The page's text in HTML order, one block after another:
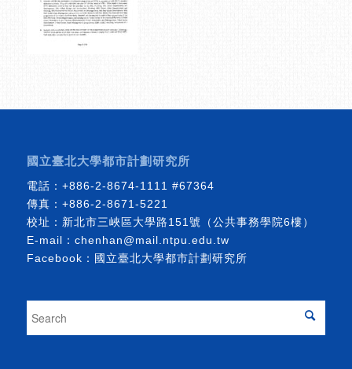
國立臺北大學都市計劃研究所
電話： +886-2-8674-1111 #67364
傳真：+886-2-8671-5221
校址：新北市三峽區大學路151號（公共事務學院6樓）
E-mail： chenhan@mail.ntpu.edu.tw
Facebook： 國立臺北大學都市計劃研究所